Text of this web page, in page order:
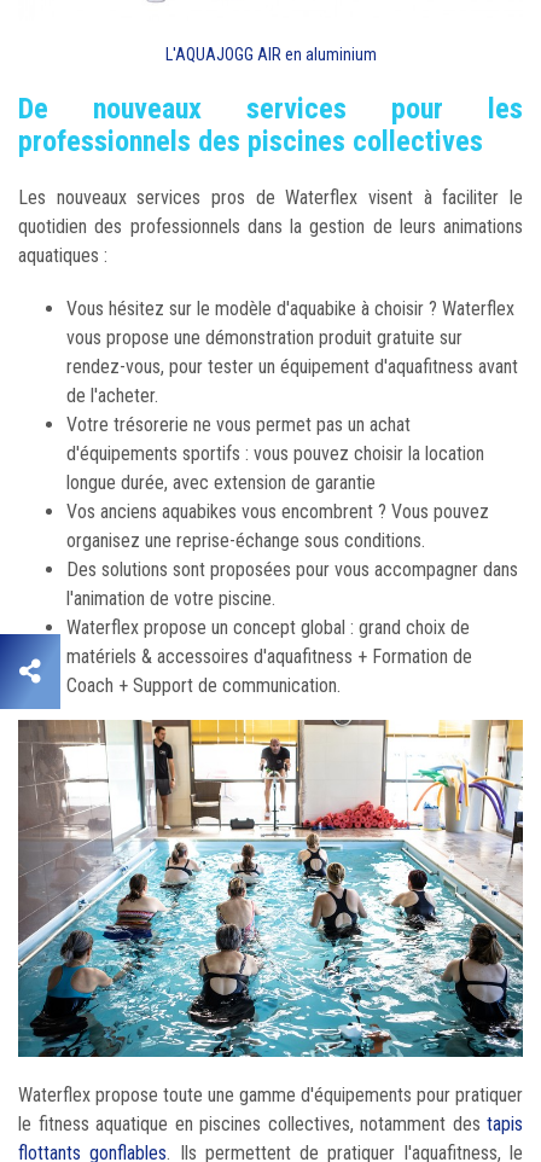
L'AQUAJOGG AIR en aluminium
De nouveaux services pour les
professionnels des piscines collectives
Les nouveaux services pros de Waterflex visent à faciliter le
quotidien des professionnels dans la gestion de leurs animations
aquatiques :
Vous hésitez sur le modèle d'aquabike à choisir ? Waterflex
vous propose une démonstration produit gratuite sur
rendez-vous, pour tester un équipement d'aquafitness avant
de l'acheter.
Votre trésorerie ne vous permet pas un achat
d'équipements sportifs : vous pouvez choisir la location
longue durée, avec extension de garantie
Vos anciens aquabikes vous encombrent ? Vous pouvez
organisez une reprise-échange sous conditions.
Des solutions sont proposées pour vous accompagner dans
l'animation de votre piscine.
Waterflex propose un concept global : grand choix de
matériels & accessoires d'aquafitness + Formation de
Coach + Support de communication.
Waterflex propose toute une gamme d'équipements pour pratiquer
le fitness aquatique en piscines collectives, notamment des tapis
flottants gonflables. Ils permettent de pratiquer l'aquafitness, le